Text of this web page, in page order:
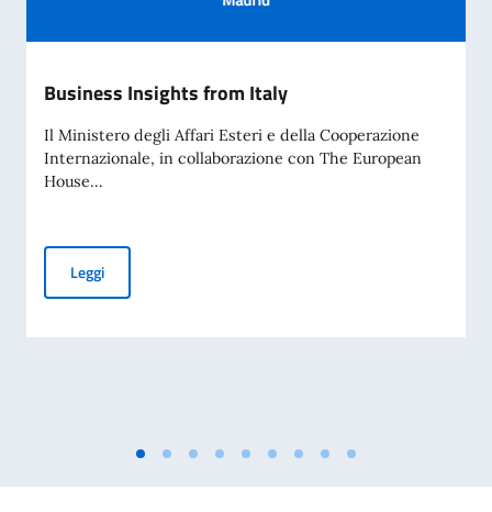
Business Insights from Italy
Il Ministero degli Affari Esteri e della Cooperazione
Internazionale, in collaborazione con The European
House...
LeggiBusiness Insights from Italy